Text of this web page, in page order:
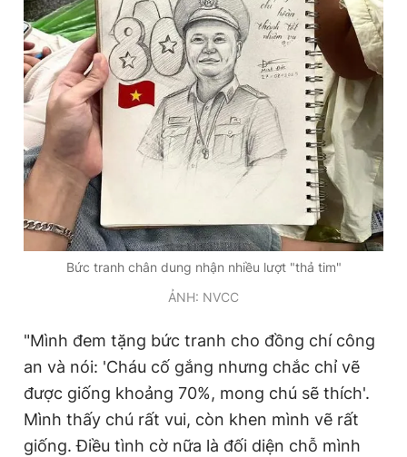
Bức tranh chân dung nhận nhiều lượt "thả tim"
ẢNH: NVCC
"Mình đem tặng bức tranh cho đồng chí công
an và nói: 'Cháu cố gắng nhưng chắc chỉ vẽ
được giống khoảng 70%, mong chú sẽ thích'.
Mình thấy chú rất vui, còn khen mình vẽ rất
giống. Điều tình cờ nữa là đối diện chỗ mình